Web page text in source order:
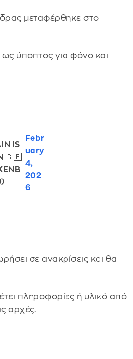
μεταφέρθηκε στο
ύποπτος για φόνο και
IS
🇬🇧
Febr
uary
4,
202
6
σε ανακρίσεις και θα
πληροφορίες ή υλικό από
αρχές.